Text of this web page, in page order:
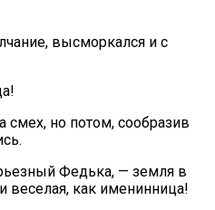
высморкался и с
смех, но потом, сообразив
Федька, — земля в
веселая, как именинница!